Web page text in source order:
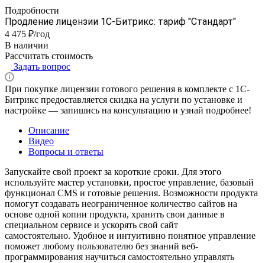
Подробности
Продление лицензии 1С-Битрикс: тариф "Стандарт"
4 475 ₽/год
В наличии
Рассчитать стоимость
Задать вопрос
При покупке лицензии готового решения в комплекте с 1С-
Битрикс предоставляется скидка на услуги по установке и
настройке — запишись на консультацию и узнай подробнее!
Описание
Видео
Вопросы и ответы
Запускайте свой проект за короткие сроки. Для этого
используйте мастер установки, простое управление, базовый
функционал CMS и готовые решения. Возможности продукта
помогут создавать неограниченное количество сайтов на
основе одной копии продукта, хранить свои данные в
специальном сервисе и ускорять свой сайт
самостоятельно. Удобное и интуитивно понятное управление
поможет любому пользователю без знаний веб-
программирования научиться самостоятельно управлять